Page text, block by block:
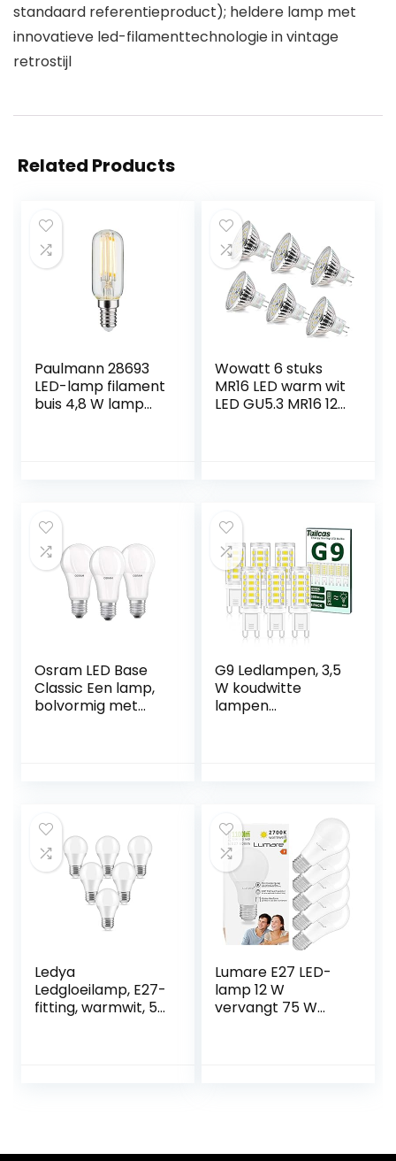
standaard referentieproduct); heldere lamp met
innovatieve led-filamenttechnologie in vintage
retrostijl
Related Products
Paulmann 28693
LED-lamp filament
buis 4,8 W lamp
Wowatt 6 stuks
MR16 LED warm wit
LED GU5.3 MR16 12V
t GX5.3 2800K
hoge CRI 82 Ra
480lm heldere
lamp lamp 120°
abstracte hoek
spot
Osram LED Base
Classic Een lamp,
bolvormig met
G9 Ledlampen, 3,5
W koudwitte
lampen
240 V, niet
dimbaar, geen
flikkering 360 °
lichthoek,
verpakking van 6
stuks
Ledya
Ledgloeilamp, E27-
fitting, warmwit, 5
Lumare E27 LED-
lamp 12 W
vervangt 75 W